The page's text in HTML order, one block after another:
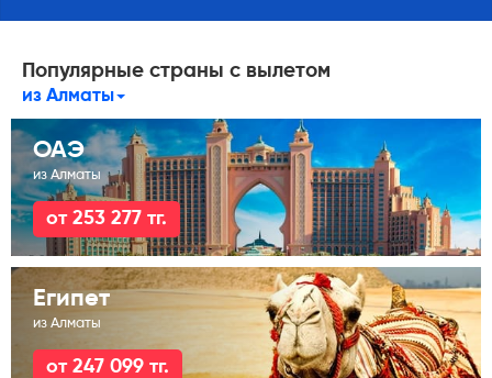
Популярные страны с вылетом
из Алматы
ОАЭ
из Алматы
от 253 277 тг.
Египет
из Алматы
от 247 099 тг.